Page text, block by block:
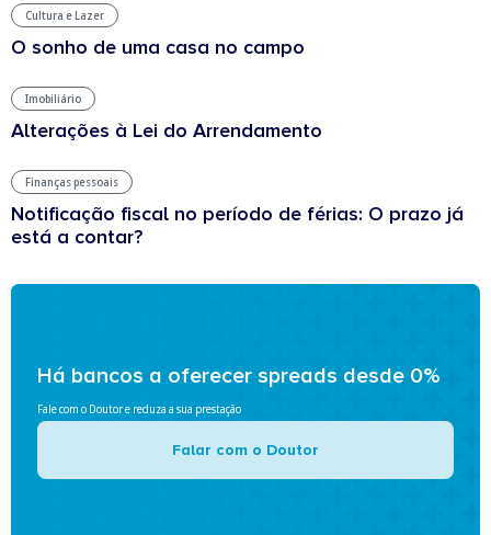
Cultura e Lazer
O sonho de uma casa no campo
Imobiliário
Alterações à Lei do Arrendamento
Finanças pessoais
Notificação fiscal no período de férias: O prazo já
está a contar?
Há bancos a oferecer spreads desde 0%
Fale com o Doutor e reduza a sua prestação
Falar com o Doutor